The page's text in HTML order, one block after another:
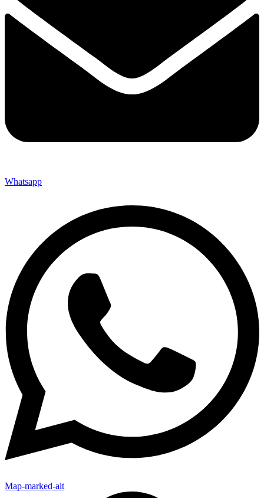
Whatsapp
Map-marked-alt